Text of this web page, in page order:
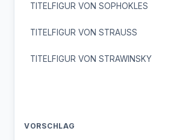
TITELFIGUR VON SOPHOKLES
TITELFIGUR VON STRAUSS
TITELFIGUR VON STRAWINSKY
VORSCHLAG